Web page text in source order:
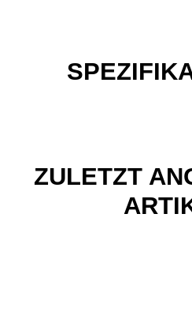
ZULETZT